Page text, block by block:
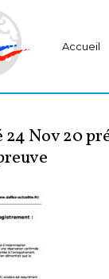
Accueil
Nov 20